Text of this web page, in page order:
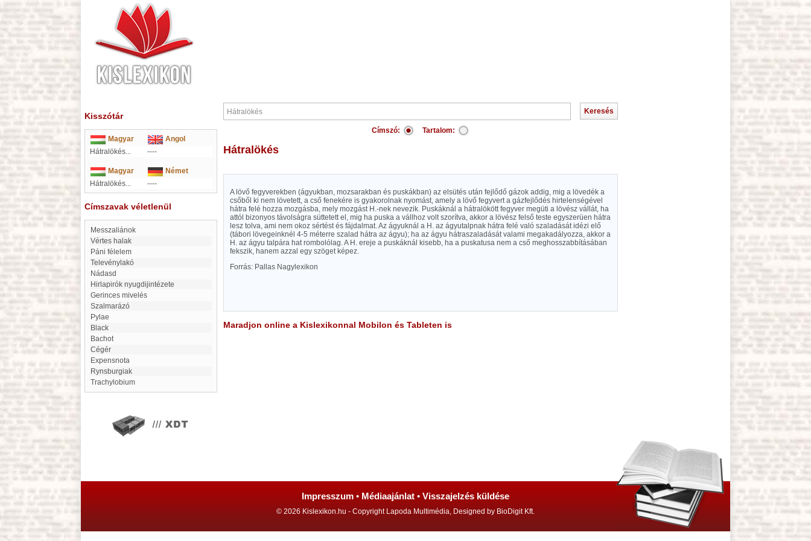
Kisszótár
Magyar
Angol
Hátralökés...
----
Magyar
Német
Hátralökés...
----
Címszavak véletlenül
Messzaliánok
Vértes halak
Páni félelem
Televénylakó
Nádasd
Hirlapirók nyugdijintézete
Gerinces mivelés
Szalmarázó
Pylae
Black
Bachot
cégér
expensnota
Rynsburgiak
Trachylobium
Címszó: Tartalom:
Hátralökés
A lövő fegyverekben (ágyukban, mozsarakban és puskákban) az elsütés után fejlődő gázok addig, mig a lövedék a
csőből ki nem lövetett, a cső fenekére is gyakorolnak nyomást, amely a lövő fegyvert a gázfejlődés hirtelenségével
hátra felé hozza mozgásba, mely mozgást H.-nek nevezik. Puskáknál a hátralökött fegyver megüti a lövész vállát, ha
attól bizonyos távolságra süttetett el, mig ha puska a vállhoz volt szorítva, akkor a lövész felső teste egyszerüen hátra
lesz tolva, ami nem okoz sértést és fájdalmat. Az ágyuknál a H. az ágyutalpnak hátra felé való szaladását idézi elő
(tábori lövegeinknél 4-5 méterre szalad hátra az ágyu); ha az ágyu hátraszaladását valami megakadályozza, akkor a
H. az ágyu talpára hat rombolólag. A H. ereje a puskáknál kisebb, ha a puskatusa nem a cső meghosszabbításában
fekszik, hanem azzal egy szöget képez.
Forrás: Pallas Nagylexikon
Maradjon online a Kislexikonnal Mobilon és Tableten is
Impresszum • Médiaajánlat • Visszajelzés küldése
© 2026 Kislexikon.hu - Copyright Lapoda Multimédia, Designed by BioDigit Kft.